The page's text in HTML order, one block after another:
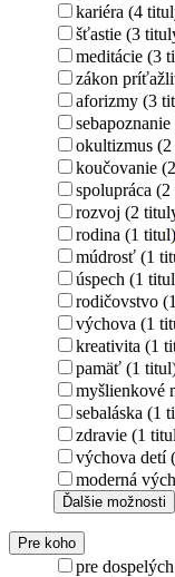
kariéra (4
šťastie (3
meditácie (3
zákon
aforizmy (3
okultizmus
koučovanie
spolupráca
rozvoj (2
rodina (1 titul)
múdrosť (1
úspech (1
rodičovstvo
výchova (1
kreativita (1
pamäť (1
myšlienkové
sebaláska (1
zdravie (1
výchova detí
moderná
Ďalšie možnosti
Pre koho
pre